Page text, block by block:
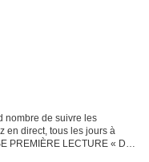
nombre de suivre les
en direct, tous les jours à
PREMIÈRE LECTURE « Des